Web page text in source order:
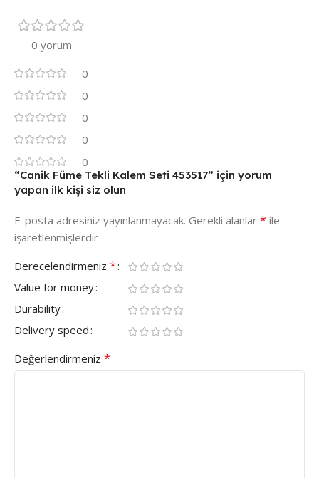
0 yorum
0
0
0
0
0
“Canik Füme Tekli Kalem Seti 453517” için yorum
yapan ilk kişi siz olun
E-posta adresiniz yayınlanmayacak. Gerekli alanlar * ile
işaretlenmişlerdir
Derecelendirmeniz *
Value for money
Durability
Delivery speed
Değerlendirmeniz *